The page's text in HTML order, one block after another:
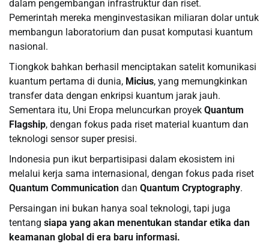
dalam pengembangan infrastruktur dan riset.
Pemerintah mereka menginvestasikan miliaran dolar untuk
membangun laboratorium dan pusat komputasi kuantum
nasional.
Tiongkok bahkan berhasil menciptakan satelit komunikasi
kuantum pertama di dunia, Micius, yang memungkinkan
transfer data dengan enkripsi kuantum jarak jauh.
Sementara itu, Uni Eropa meluncurkan proyek Quantum
Flagship, dengan fokus pada riset material kuantum dan
teknologi sensor super presisi.
Indonesia pun ikut berpartisipasi dalam ekosistem ini
melalui kerja sama internasional, dengan fokus pada riset
Quantum Communication dan Quantum Cryptography.
Persaingan ini bukan hanya soal teknologi, tapi juga
tentang siapa yang akan menentukan standar etika dan
keamanan global di era baru informasi.